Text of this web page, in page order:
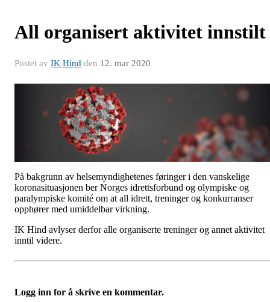
All organisert aktivitet innstilt
Postet av IK Hind den 12. mar 2020
På bakgrunn av helsemyndighetenes føringer i den vanskelige
koronasituasjonen ber Norges idrettsforbund og olympiske og
paralympiske komité om at all idrett, treninger og konkurranser
opphører med umiddelbar virkning.
IK Hind avlyser derfor alle organiserte treninger og annet aktivitet
inntil videre.
Logg inn for å skrive en kommentar.